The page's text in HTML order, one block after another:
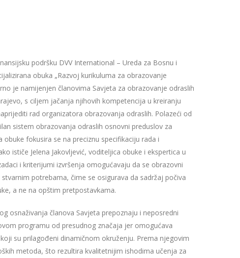
podršku DVV International – Ureda za Bosnu i
obuka „Razvoj kurikuluma za obrazovanje
je namijenjen članovima Savjeta za obrazovanje odraslih
s ciljem jačanja njihovih kompetencija u kreiranju
rad organizatora obrazovanja odraslih. Polazeći od
sistem obrazovanja odraslih osnovni preduslov za
fokusira se na preciznu specifikaciju rada i
ističe Jelena Jakovljević, voditeljica obuke i ekspertica u
i kriterijumi izvršenja omogućavaju da se obrazovni
potrebama, čime se osigurava da sadržaj počiva
a ne na opštim pretpostavkama.
osnaživanja članova Savjeta prepoznaju i neposredni
programu od presudnog značaja jer omogućava
su prilagođeni dinamičnom okruženju. Prema njegovim
metoda, što rezultira kvalitetnijim ishodima učenja za